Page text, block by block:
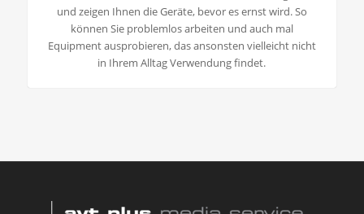
und zeigen Ihnen die Geräte, bevor es ernst wird. So
können Sie problemlos arbeiten und auch mal
Equipment ausprobieren, das ansonsten vielleicht nicht
in Ihrem Alltag Verwendung findet.